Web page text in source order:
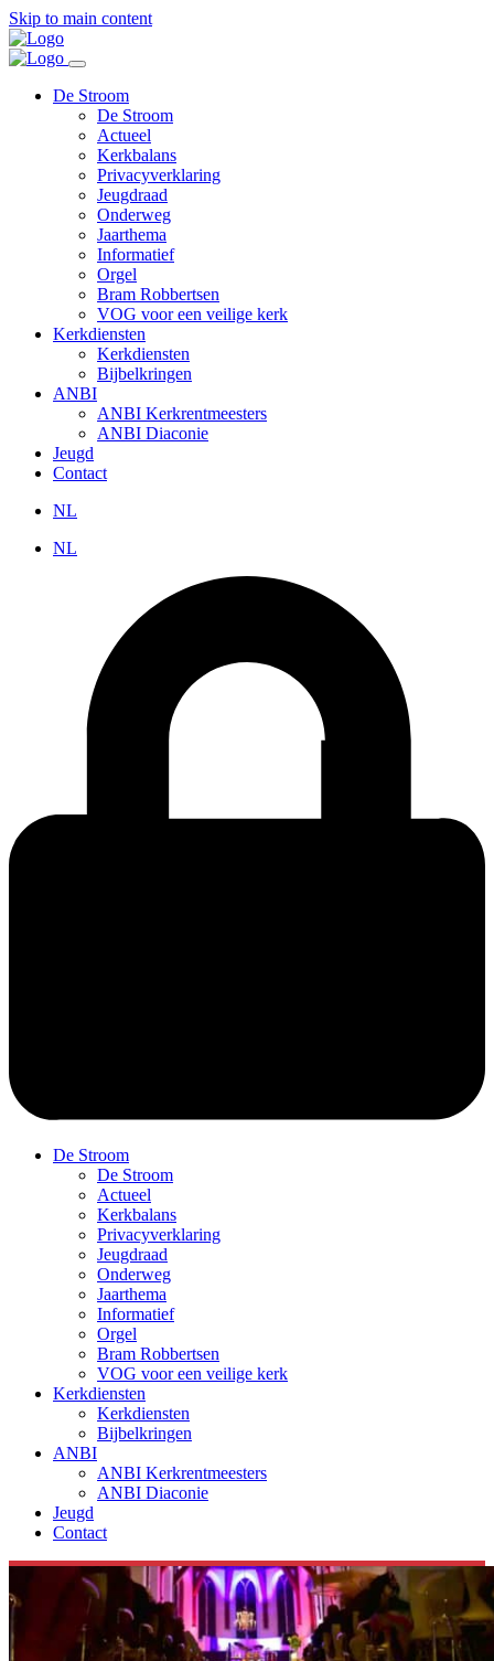
Skip to main content
De Stroom
De Stroom
Actueel
Kerkbalans
Privacyverklaring
Jeugdraad
Onderweg
Jaarthema
Informatief
Orgel
Bram Robbertsen
VOG voor een veilige kerk
Kerkdiensten
Kerkdiensten
Bijbelkringen
ANBI
ANBI Kerkrentmeesters
ANBI Diaconie
Jeugd
Contact
NL
NL
De Stroom
De Stroom
Actueel
Kerkbalans
Privacyverklaring
Jeugdraad
Onderweg
Jaarthema
Informatief
Orgel
Bram Robbertsen
VOG voor een veilige kerk
Kerkdiensten
Kerkdiensten
Bijbelkringen
ANBI
ANBI Kerkrentmeesters
ANBI Diaconie
Jeugd
Contact